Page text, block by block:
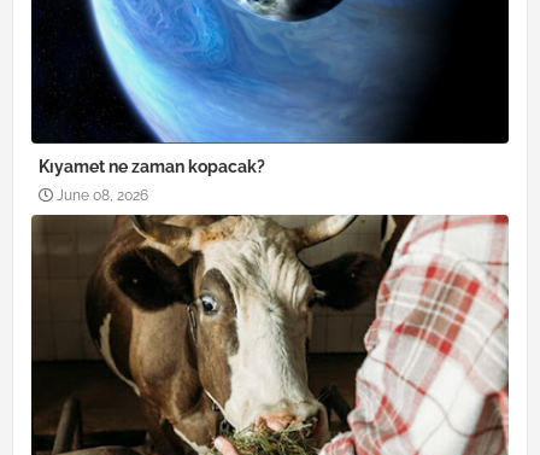
Kıyamet ne zaman kopacak?
June 08, 2026